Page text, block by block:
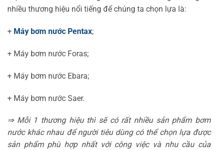
nhiều thương hiệu nổi tiếng để chúng ta chọn lựa là:
+ Máy bơm nước Pentax;
+ Máy bơm nước Foras;
+ Máy bơm nước Ebara;
+ Máy bơm nước Saer.
⇒ Mỗi 1 thương hiệu thì sẽ có rất nhiều sản phẩm bơm
nước khác nhau để người tiêu dùng có thể chọn lựa được
sản phẩm phù hợp nhất với công việc và nhu cầu của